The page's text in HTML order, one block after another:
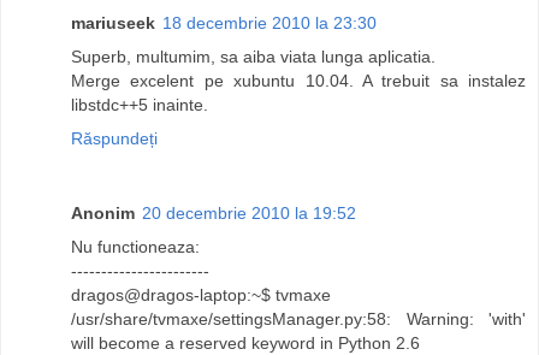
mariuseek 18 decembrie 2010 la 23:30
Superb, multumim, sa aiba viata lunga aplicatia.
Merge excelent pe xubuntu 10.04. A trebuit sa instalez
libstdc++5 inainte.
Răspundeți
Anonim 20 decembrie 2010 la 19:52
Nu functioneaza:
-----------------------
dragos@dragos-laptop:~$ tvmaxe
/usr/share/tvmaxe/settingsManager.py:58: Warning: 'with'
will become a reserved keyword in Python 2.6